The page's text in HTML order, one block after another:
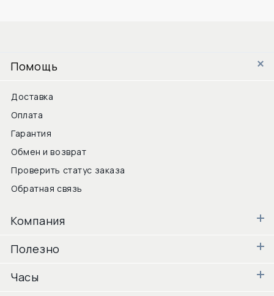
Помощь
Доставка
Оплата
Гарантия
Обмен и возврат
Проверить статус заказа
Обратная связь
Компания
Полезно
Часы